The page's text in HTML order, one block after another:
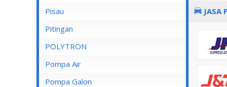
Lampu Spotlight
Pisau
Pitingan
POLYTRON
Pompa Air
Pompa Air Panasonic
Pompa Galon
JASA